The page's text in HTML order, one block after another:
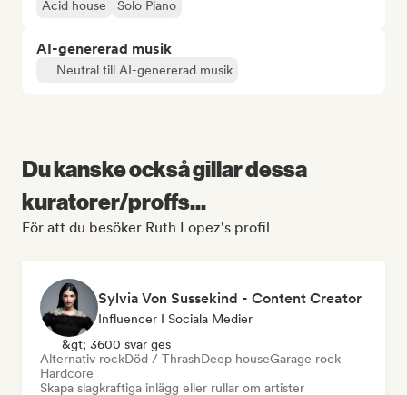
Acid house Solo Piano
AI-genererad musik
Neutral till AI-genererad musik
Du kanske också gillar dessa
kuratorer/proffs...
För att du besöker Ruth Lopez's profil
Sylvia Von Sussekind - Content Creator
Influencer I Sociala Medier
&gt; 3600 svar ges
Alternativ rockDöd / ThrashDeep houseGarage rock
Hardcore
Skapa slagkraftiga inlägg eller rullar om artister